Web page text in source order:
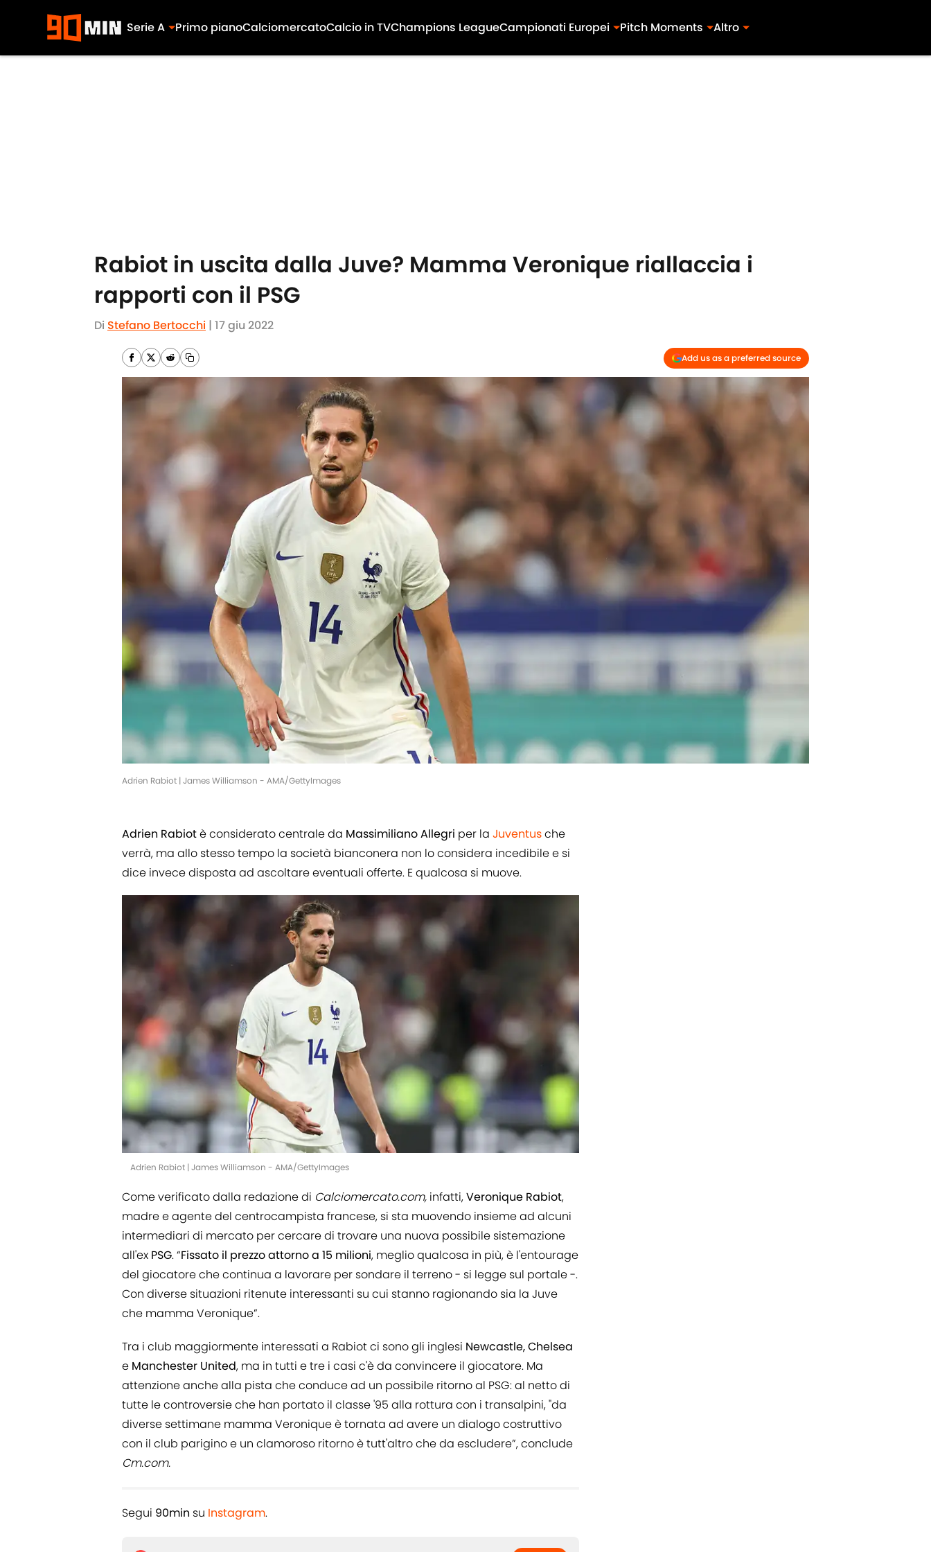
Serie A Primo pianoCalciomercatoCalcio in TVChampions LeagueCampionati Europei Pitch Moments Altro
Rabiot in uscita dalla Juve? Mamma Veronique riallaccia i
rapporti con il PSG
Di Stefano Bertocchi | 17 giu 2022
Add us as a preferred source
Adrien Rabiot | James Williamson - AMA/GettyImages
Adrien Rabiotè considerato centrale da Massimiliano Allegri per la Juventusche
verrà, ma allo stesso tempo la società bianconera non lo considera incedibile e si
dice invece disposta ad ascoltare eventuali offerte. E qualcosa si muove.
Adrien Rabiot | James Williamson - AMA/GettyImages
Come verificato dalla redazione di Calciomercato.com, infatti,Veronique Rabiot,
madre e agente del centrocampista francese, si sta muovendo insieme ad alcuni
intermediari di mercato per cercare di trovare una nuova possibile sistemazione
all'ex PSG. “Fissato il prezzo attorno a 15 milioni, meglio qualcosa in più, è l'entourage
del giocatore che continua a lavorare per sondare il terreno - si legge sul portale -.
Con diverse situazioni ritenute interessanti su cui stanno ragionando sia la Juve
che mamma Veronique”.
Tra i club maggiormente interessati a Rabiot ci sono gli inglesi Newcastle, Chelsea
e Manchester United, ma in tutti e tre i casi c'è da convincere il giocatore. Ma
attenzione anche alla pista che conduce ad un possibile ritorno al PSG: al netto di
tutte le controversie che han portato il classe '95 alla rottura con i transalpini, "da
diverse settimane mamma Veronique è tornata ad avere un dialogo costruttivo
con il club parigino e un clamoroso ritorno è tutt'altro che da escludere”, conclude
Cm.com.
Segui 90min su Instagram.